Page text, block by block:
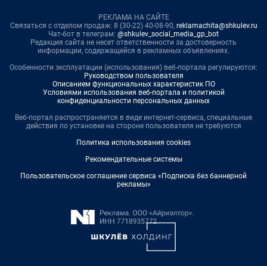
РЕКЛАМА НА САЙТЕ
Связаться с отделом продаж: 8 (30-22) 40-08-90, reklamachita@shkulev.ru
Чат-бот в телеграм: @shkulev_social_media_gp_bot
Редакция сайта не несет ответственности за достоверность
информации, содержащейся в рекламных объявлениях.
Особенности эксплуатации (использования) веб-портала регулируются:
Руководством пользователя
Описанием функциональных характеристик ПО
Условиями использования веб-портала и политикой
конфиденциальности персональных данных
Веб-портал распространяется в виде интернет-сервиса, специальные
действия по установке на стороне пользователя не требуются
Политика использования cookies
Рекомендательные системы
Пользовательское соглашение сервиса «Подписка без баннерной
рекламы»